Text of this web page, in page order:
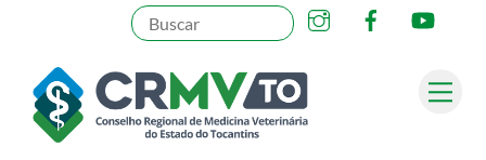
content
InstagramFacebook